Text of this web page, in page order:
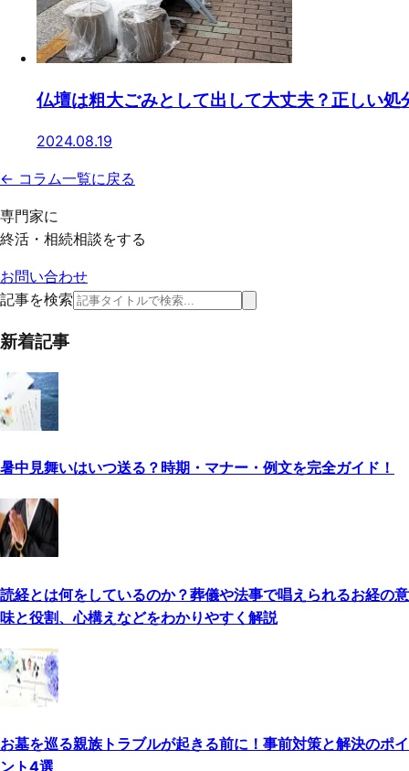
仏壇は粗大ごみとして出して大丈夫？正しい
2024.08.19
← コラム一覧に戻る
専門家に
終活・相続相談をする
お問い合わせ
記事を検索
新着記事
暑中見舞いはいつ送る？時期・マナー・例文を完全ガイド！
読経とは何をしているのか？葬儀や法事で唱えられるお経の意
味と役割、心構えなどをわかりやすく解説
お墓を巡る親族トラブルが起きる前に！事前対策と解決のポイ
ント4選